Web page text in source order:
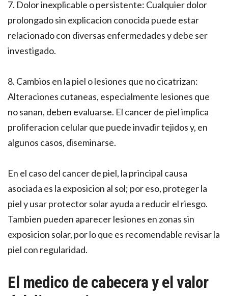
7. Dolor inexplicable o persistente: Cualquier dolor
prolongado sin explicacion conocida puede estar
relacionado con diversas enfermedades y debe ser
investigado.
8. Cambios en la piel o lesiones que no cicatrizan:
Alteraciones cutaneas, especialmente lesiones que
no sanan, deben evaluarse. El cancer de piel implica
proliferacion celular que puede invadir tejidos y, en
algunos casos, diseminarse.
En el caso del cancer de piel, la principal causa
asociada es la exposicion al sol; por eso, proteger la
piel y usar protector solar ayuda a reducir el riesgo.
Tambien pueden aparecer lesiones en zonas sin
exposicion solar, por lo que es recomendable revisar la
piel con regularidad.
El medico de cabecera y el valor